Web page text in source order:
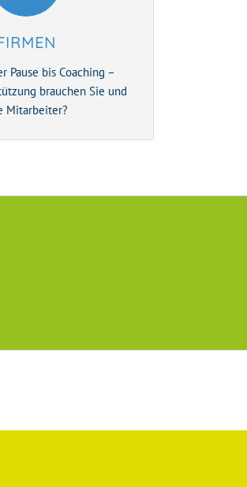
Pause bis Coaching –
brauchen Sie und
Mitarbeiter?